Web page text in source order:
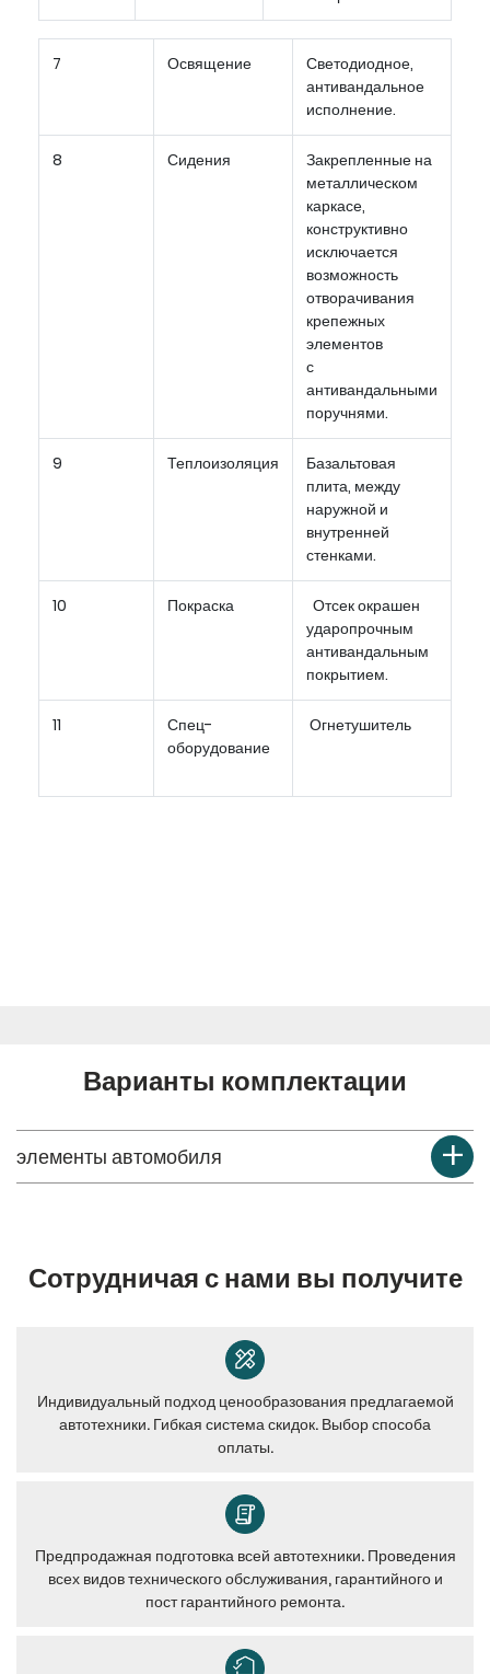
7 Освящение
Светодиодное,
антивандальное
исполнение.
8 Сидения
Закрепленные на
металлическом
каркасе,
конструктивно
исключается
возможность
отворачивания
крепежных
элементов
с
антивандальными
поручнями.
9 Теплоизоляция
Базальтовая
плита, между
наружной и
внутренней
стенками.
10 Покраска
Отсек окрашен
ударопрочным
антивандальным
покрытием.
11
Спец-
оборудование
Огнетушитель
Варианты комплектации
элементы автомобиля
Сотрудничая с нами вы получите
Индивидуальный подход ценообразования предлагаемой
автотехники. Гибкая система скидок. Выбор способа
оплаты.
Предпродажная подготовка всей автотехники. Проведения
всех видов технического обслуживания, гарантийного и
пост гарантийного ремонта.